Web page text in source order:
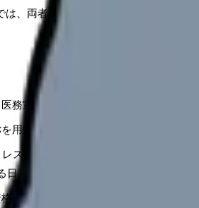
、両者の違いと、転職前に確認した
務室などで従業員の健康管理を担う産
用いて保健指導を業とするには、保健
スチェック（年1回以上）の実施が義
）（HE7）。
のみで担える一方、看護師は所定の研